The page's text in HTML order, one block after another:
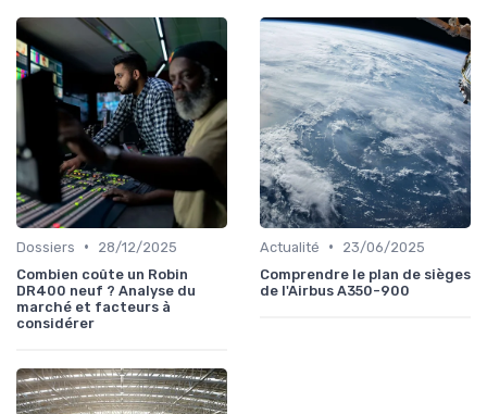
Dossiers •
28/12/2025
Combien coûte un Robin
DR400 neuf ? Analyse du
marché et facteurs à
considérer
Actualité •
23/06/2025
Comprendre le plan de sièges
de l'Airbus A350-900